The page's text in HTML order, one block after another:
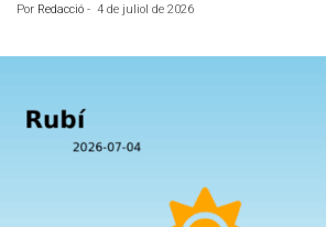
Por Redacció - 4 de juliol de 2026